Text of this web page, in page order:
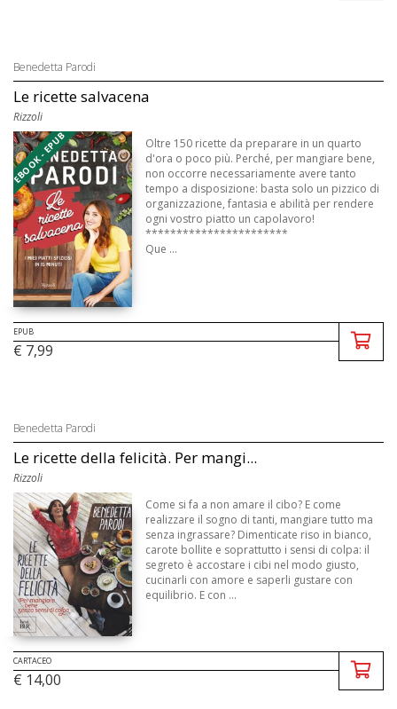
Benedetta Parodi
Le ricette salvacena
Rizzoli
EBOOK - EPUB
Oltre 150 ricette da preparare in un quarto
d'ora o poco più. Perché, per mangiare bene,
non occorre necessariamente avere tanto
tempo a disposizione: basta solo un pizzico di
organizzazione, fantasia e abilità per rendere
ogni vostro piatto un capolavoro!
***********************
Que ...
EPUB
€ 7,99
Benedetta Parodi
Le ricette della felicità. Per mangi...
Rizzoli
Come si fa a non amare il cibo? E come
realizzare il sogno di tanti, mangiare tutto ma
senza ingrassare? Dimenticate riso in bianco,
carote bollite e soprattutto i sensi di colpa: il
segreto è accostare i cibi nel modo giusto,
cucinarli con amore e saperli gustare con
equilibrio. E con ...
CARTACEO
€ 14,00